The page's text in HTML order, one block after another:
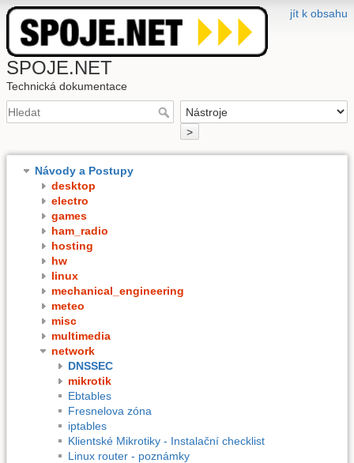
jít k obsahu
SPOJE.NET
Technická dokumentace
>
Návody a Postupy
desktop
electro
games
ham_radio
hosting
hw
linux
mechanical_engineering
meteo
misc
multimedia
network
DNSSEC
mikrotik
Ebtables
Fresnelova zóna
iptables
Klientské Mikrotiky - Instalační checklist
Linux router - poznámky